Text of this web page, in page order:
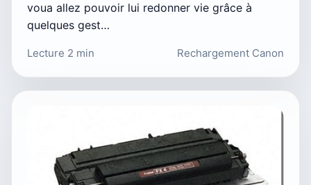
voua allez pouvoir lui redonner vie grâce à
quelques gest…
Lecture 2 min Rechargement Canon